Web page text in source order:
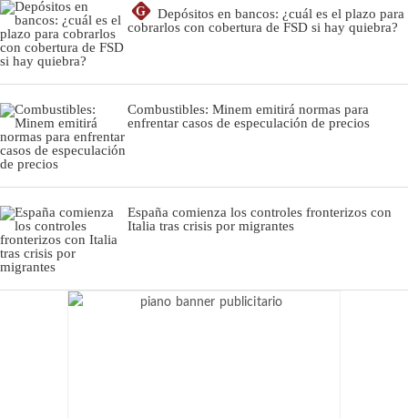
G
Depósitos en bancos: ¿cuál es el plazo para
cobrarlos con cobertura de FSD si hay quiebra?
Combustibles: Minem emitirá normas para
enfrentar casos de especulación de precios
España comienza los controles fronterizos con
Italia tras crisis por migrantes